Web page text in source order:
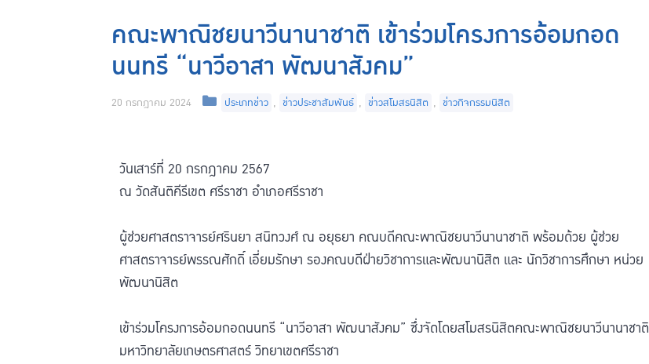
คณะพาณิชยนาวีนานาชาติ เข้าร่วมโครงการอ้อมกอด
นนทรี “นาวีอาสา พัฒนาสังคม”
20 กรกฎาคม 2024 ประเภทข่าว , ข่าวประชาสัมพันธ์ , ข่าวสโมสรนิสิต , ข่าวกิจกรรมนิสิต
วันเสาร์ที่ 20 กรกฎาคม 2567
ณ วัดสันติคีรีเขต ศรีราชา อำเภอศรีราชา
ผู้ช่วยศาสตราจารย์ศรินยา สนิทวงศ์ ณ อยุธยา คณบดีคณะพาณิชยนาวีนานาชาติ พร้อมด้วย ผู้ช่วย
ศาสตราจารย์พรรณศักดิ์ เอี่ยมรักษา รองคณบดีฝ่ายวิชาการและพัฒนานิสิต และ นักวิชาการศึกษา หน่วย
พัฒนานิสิต
เข้าร่วมโครงการอ้อมกอดนนทรี “นาวีอาสา พัฒนาสังคม” ซึ่งจัดโดยสโมสรนิสิตคณะพาณิชยนาวีนานาชาติ
มหาวิทยาลัยเกษตรศาสตร์ วิทยาเขตศรีราชา